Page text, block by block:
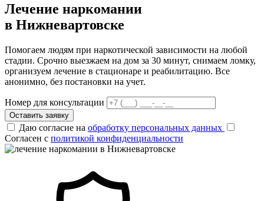
Лечение наркомании
в Нижневартовске
Помогаем людям при наркотической зависимости на любой
стадии. Срочно выезжаем на дом за 30 минут, снимаем ломку,
организуем лечение в стационаре и реабилитацию. Все
анонимно, без постановки на учет.
Номер для консультации
Оставить заявку
Даю согласие на обработку персональных данных
Согласен с политикой конфиденциальности